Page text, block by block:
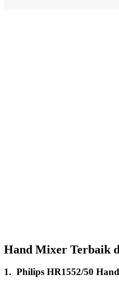
Hand Mixer Terbaik
1. Philips HR1552/50